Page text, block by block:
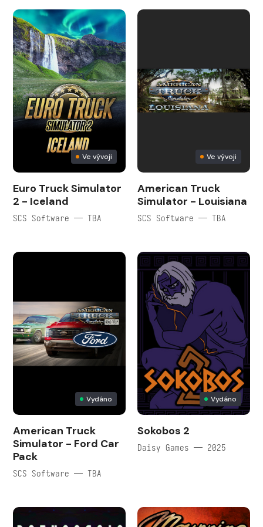
Ve vývoji
Euro Truck Simulator
2 - Iceland
SCS Software — TBA
Ve vývoji
American Truck
Simulator - Louisiana
SCS Software — TBA
Vydáno
American Truck
Simulator - Ford Car
Pack
SCS Software — TBA
Vydáno
Sokobos 2
Daisy Games — 2025